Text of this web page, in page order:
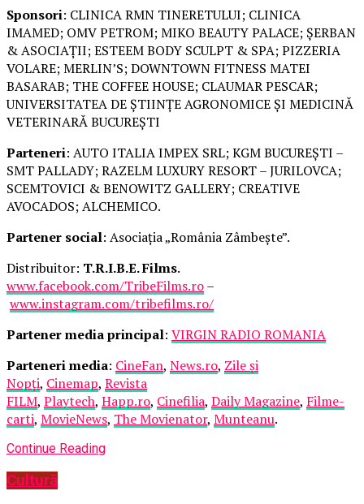
Sponsori: CLINICA RMN TINERETULUI; CLINICA
IMAMED; OMV PETROM; MIKO BEAUTY PALACE; ȘERBAN
& ASOCIAȚII; ESTEEM BODY SCULPT & SPA; PIZZERIA
VOLARE; MERLIN’S; DOWNTOWN FITNESS MATEI
BASARAB; THE COFFEE HOUSE; CLAUMAR PESCAR;
UNIVERSITATEA DE ȘTIINȚE AGRONOMICE ȘI MEDICINĂ
VETERINARĂ BUCUREȘTI
Parteneri: AUTO ITALIA IMPEX SRL; KGM BUCUREȘTI –
SMT PALLADY; RAZELM LUXURY RESORT – JURILOVCA;
SCEMTOVICI & BENOWITZ GALLERY; CREATIVE
AVOCADOS; ALCHEMICO.
Partener social: Asociația „România Zâmbește”.
Distribuitor: T.R.I.B.E. Films.
www.facebook.com/TribeFilms.ro–
www.instagram.com/tribefilms.ro/
Partener media principal: VIRGIN RADIO ROMANIA
Parteneri media: CineFan, News.ro, Zile și
Nopți, Cinemap, Revista
FILM, Playtech, Happ.ro, Cinefilia, Daily Magazine, Filme-
carti, MovieNews, The Movienator, Munteanu.
Continue Reading
Cultură